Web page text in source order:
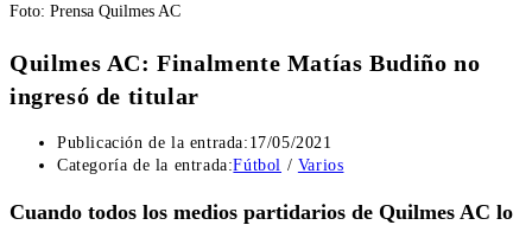
Foto: Prensa Quilmes AC
Quilmes AC: Finalmente Matías Budiño no
ingresó de titular
Publicación de la entrada: 17/05/2021
Categoría de la entrada:Fútbol / Varios
Cuando todos los medios partidarios de Quilmes AC lo